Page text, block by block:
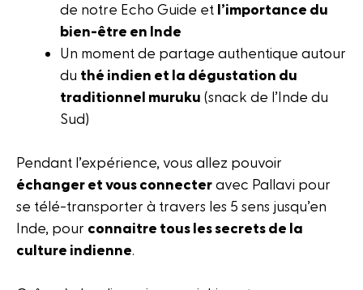
de notre Echo Guide et l’importance du
bien-être en Inde
Un moment de partage authentique autour
du thé indien et la dégustation du
traditionnel muruku (snack de l’Inde du
Sud)
Pendant l’expérience, vous allez pouvoir
échanger et vous connecteravec Pallavi pour
se télé-transporter à travers les 5 sens jusqu’en
Inde, pour connaitre tous les secrets de la
culture indienne.